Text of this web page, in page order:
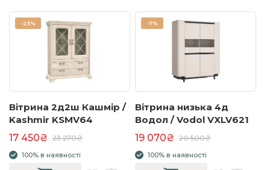
-25%
Вітрина 2д2ш Кашмір /
Kashmir KSMV64
17 450₴ 23 270₴
100% в наявності
-7%
Вітрина низька 4д
Водол / Vodol VXLV621
19 070₴ 20 500₴
100% в наявності